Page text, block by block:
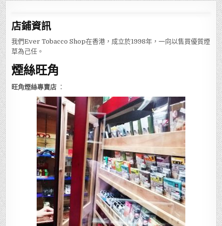
店鋪資訊
我們Ever Tobacco Shop在香港，成立於1998年，一向以售買優質煙
草為己任。
煙絲旺角
旺角煙絲專賣店 ：